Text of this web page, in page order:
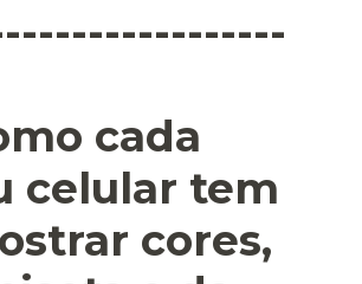
cada
celular tem
cores,